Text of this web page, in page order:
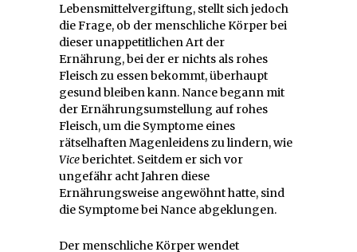
Lebensmittelvergiftung, stellt sich jedoch
die Frage, ob der menschliche Körper bei
dieser unappetitlichen Art der
Ernährung, bei der er nichts als rohes
Fleisch zu essen bekommt, überhaupt
gesund bleiben kann. Nance begann mit
der Ernährungsumstellung auf rohes
Fleisch, um die Symptome eines
rätselhaften Magenleidens zu lindern, wie
Viceberichtet. Seitdem er sich vor
ungefähr acht Jahren diese
Ernährungsweise angewöhnt hatte, sind
die Symptome bei Nance abgeklungen.
Der menschliche Körper wendet